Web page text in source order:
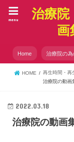
治療院
画
menu
Home 治療院の為
HOME
再生時間・再
治療院の動画
2022.03.18
治療院の動画